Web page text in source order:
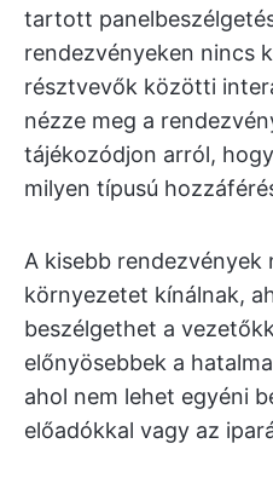
tartott
rendezvényeken nincs
résztvevők közötti
nézze meg a
tájékozódjon arról,
milyen típusú
A kisebb rendezvények
környezetet kínálnak,
beszélgethet a
előnyösebbek a
ahol nem lehet egyéni
előadókkal vagy az